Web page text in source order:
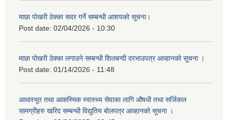
माछा पोखरी ठेक्का सदर गर्ने सम्बन्धी आशयको सूचना।
Post date: 02/04/2026 - 10:30
माछा पोखरी ठेक्का लगाउने सम्बन्धी शिलबन्दी दरभाउपत्र आव्हानको सूचना ।
Post date: 01/14/2026 - 11:48
आधारभूत तथा आकस्मिक स्वास्थ्य सेवाका लागि औषधी तथा सर्जिकल
सामग्रीहरु खरिद सम्बन्धी विद्युतिय बोलपत्र आव्हानको सूचना ।